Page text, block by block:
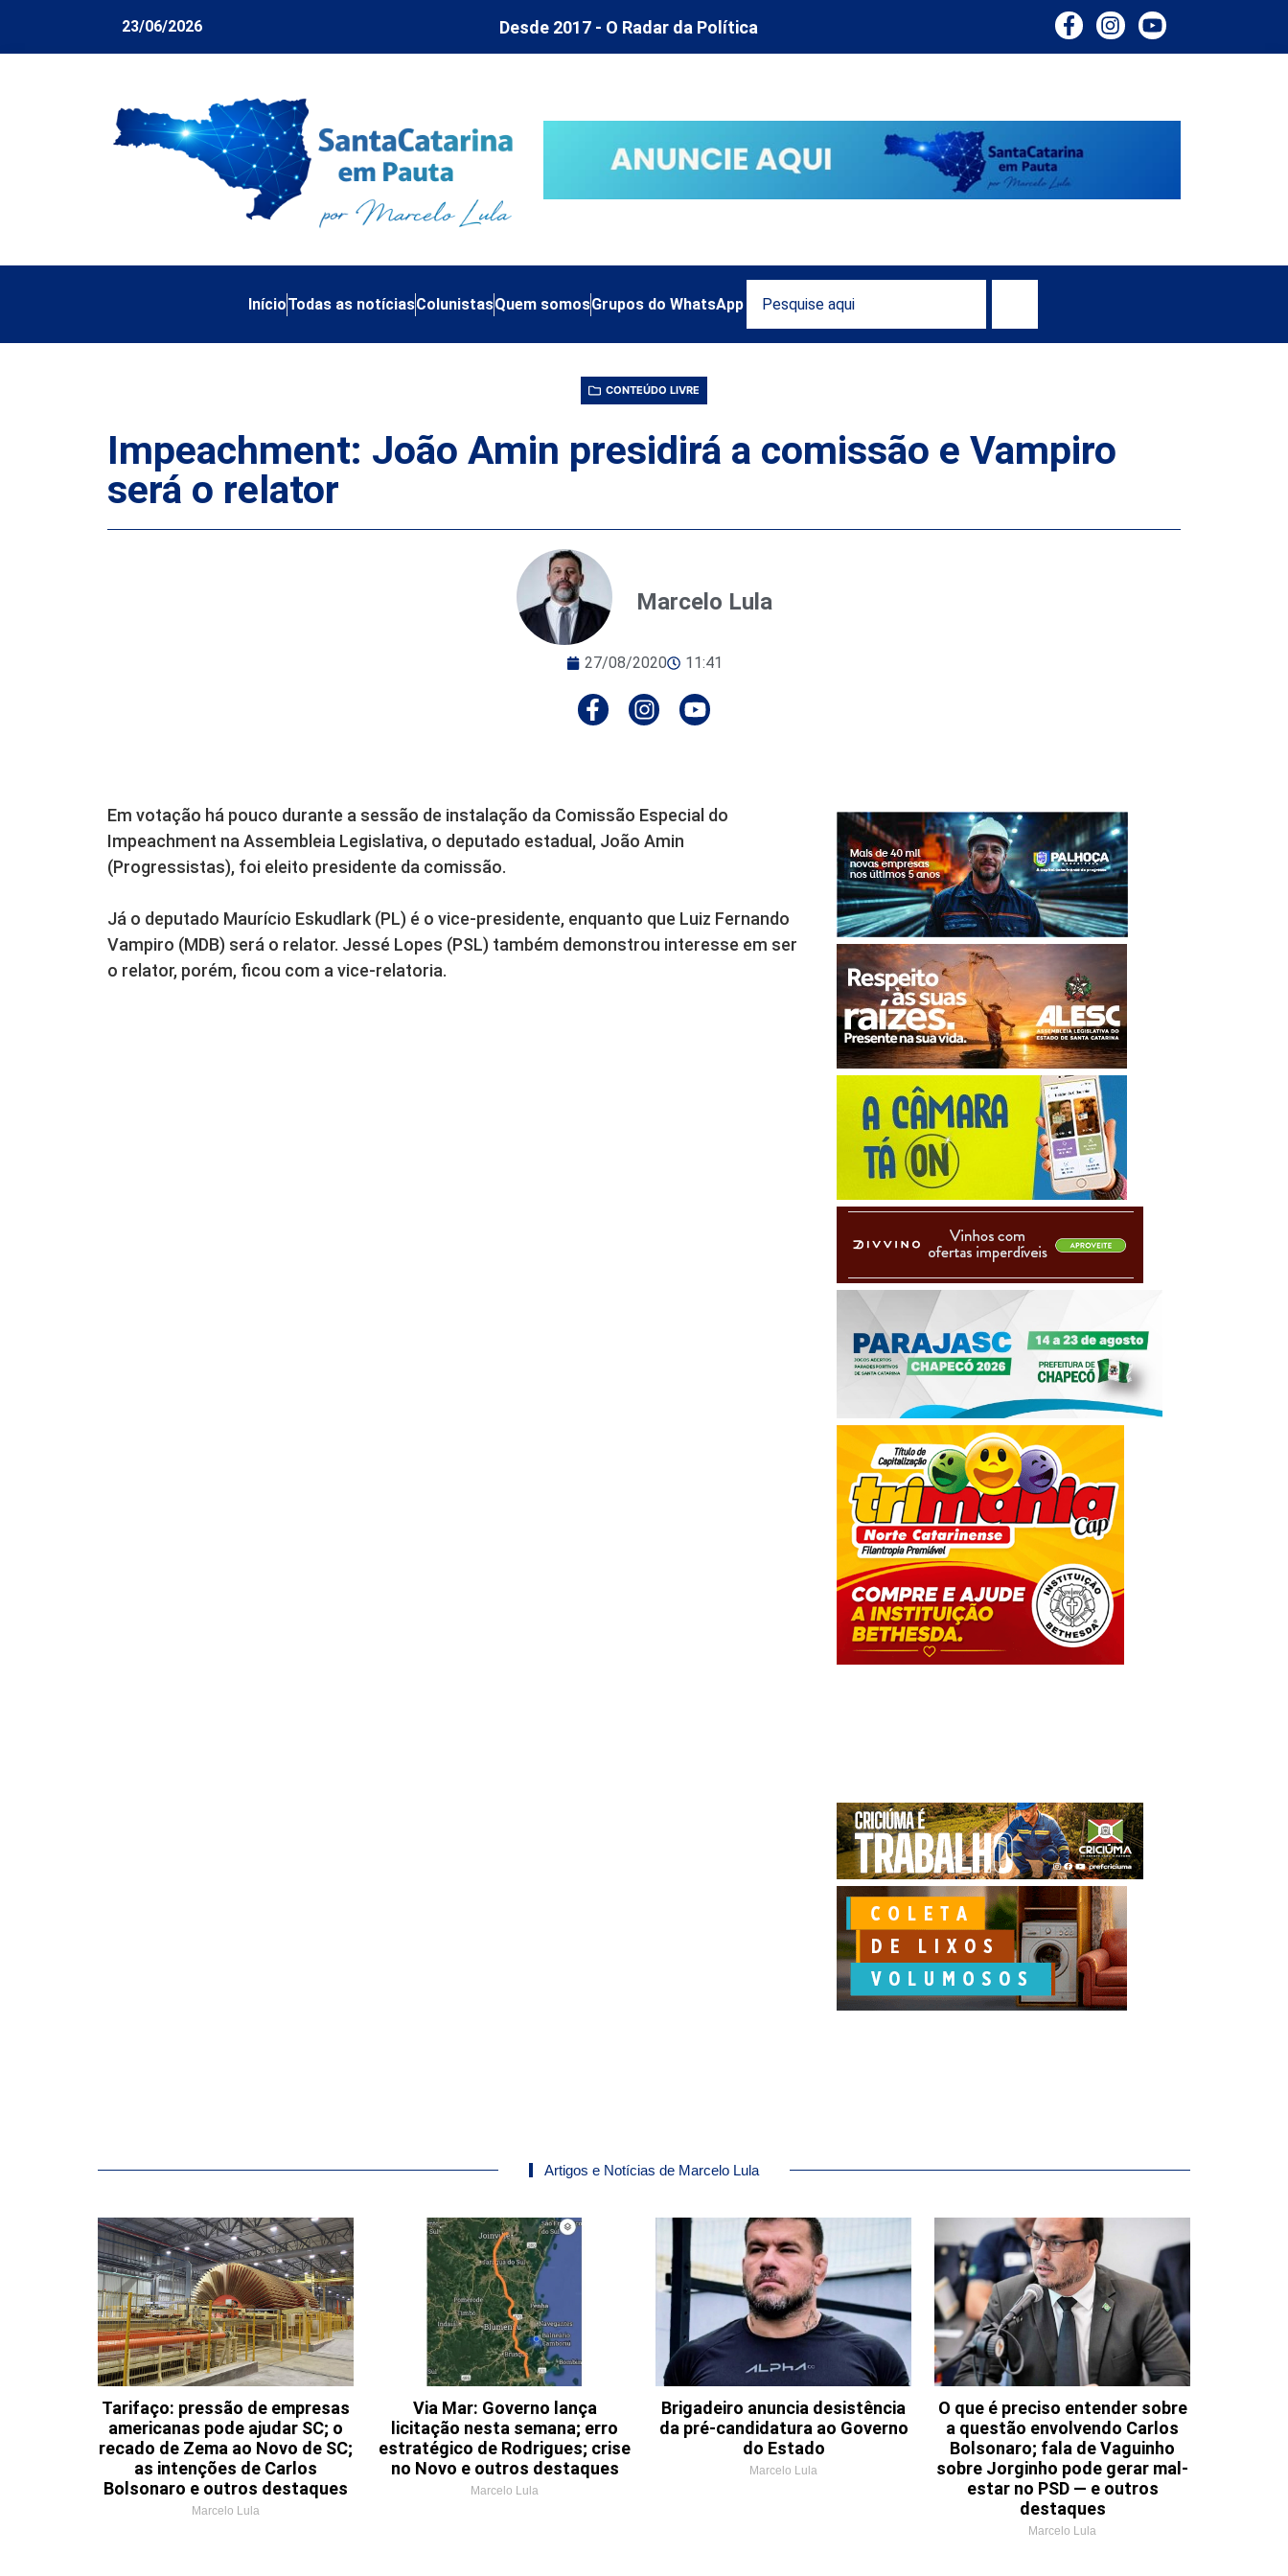
23/06/2026 Desde 2017 - O Radar da Política
InícioTodas as notíciasColunistasQuem somosGrupos do WhatsApp
CONTEÚDO LIVRE
Impeachment: João Amin presidirá a comissão e Vampiro
será o relator
Marcelo Lula
27/08/2020 11:41
Em votação há pouco durante a sessão de instalação da Comissão Especial do
Impeachment na Assembleia Legislativa, o deputado estadual, João Amin
(Progressistas), foi eleito presidente da comissão.
Já o deputado Maurício Eskudlark (PL) é o vice-presidente, enquanto que Luiz Fernando
Vampiro (MDB) será o relator. Jessé Lopes (PSL) também demonstrou interesse em ser
o relator, porém, ficou com a vice-relatoria.
Artigos e Notícias de Marcelo Lula
Tarifaço: pressão de empresas
americanas pode ajudar SC; o
recado de Zema ao Novo de SC;
as intenções de Carlos
Bolsonaro e outros destaques
Marcelo Lula
Via Mar: Governo lança
licitação nesta semana; erro
estratégico de Rodrigues; crise
no Novo e outros destaques
Marcelo Lula
Brigadeiro anuncia desistência
da pré-candidatura ao Governo
do Estado
Marcelo Lula
O que é preciso entender sobre
a questão envolvendo Carlos
Bolsonaro; fala de Vaguinho
sobre Jorginho pode gerar mal-
estar no PSD — e outros
destaques
Marcelo Lula